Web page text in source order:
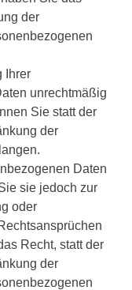
der
Ihrer
unrechtmäßig
Sie statt der
der
Daten
sie jedoch zur
oder
Recht, statt der
der